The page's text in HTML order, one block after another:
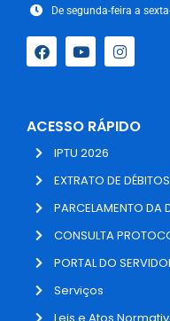
De segunda-feira a
ACESSO RÁPIDO
IPTU 2026
EXTRATO DE DÉBITOS
PARCELAMENTO DA
CONSULTA
PORTAL DO
Serviços